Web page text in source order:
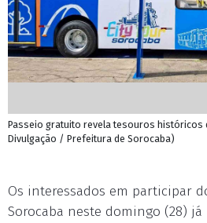
Passeio gratuito revela tesouros históricos
Divulgação / Prefeitura de Sorocaba)
Os interessados em participar
Sorocaba neste domingo (28)